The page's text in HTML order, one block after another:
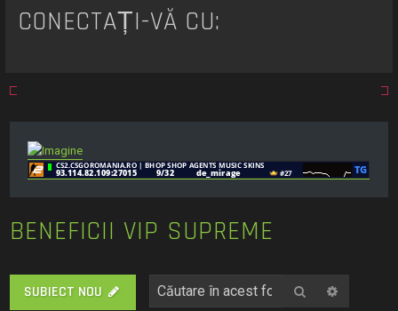
t
CONECTAȚI-VĂ CU:
BENEFICII VIP SUPREME
SUBIECT NOU Căutare